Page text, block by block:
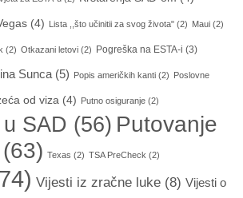
(4) Lista ,,što učinitii za svog života" (2) Maui (2)
(2) Otkazani letovi (2) Pogreška na ESTA-i (3)
Sunca(5) Popis američkih kanti (2) Poslovne
od viza (4) Putno osiguranje (2)
SAD (56) Putovanje
(63) Texas (2) TSA PreCheck (2)
Vijesti iz zračne luke (8) Vijesti o